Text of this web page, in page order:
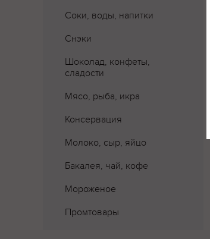
Соки, воды, напитки
Снэки
Шоколад, конфеты,
сладости
Мясо, рыба, икра
Консервация
Молоко, сыр, яйцо
Бакалея, чай, кофе
Мороженое
Промтовары